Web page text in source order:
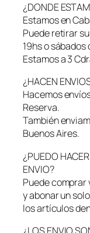
S
u
c
c
i
o
n
a
d
o
d
e
C
l
i
¿DONDE
Estamos en
Puede retirar su
19hs o sábados
Estamos a 3
¿HACEN
Hacemos
Reserva.
También
Buenos Aires.
¿PUEDO
ENVIO?
Puede
y abonar un
los artículos